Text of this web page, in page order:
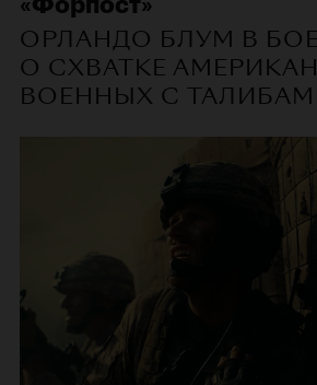
ОРЛАНДО БЛУМ В
О СХВАТКЕ
ВОЕННЫХ С